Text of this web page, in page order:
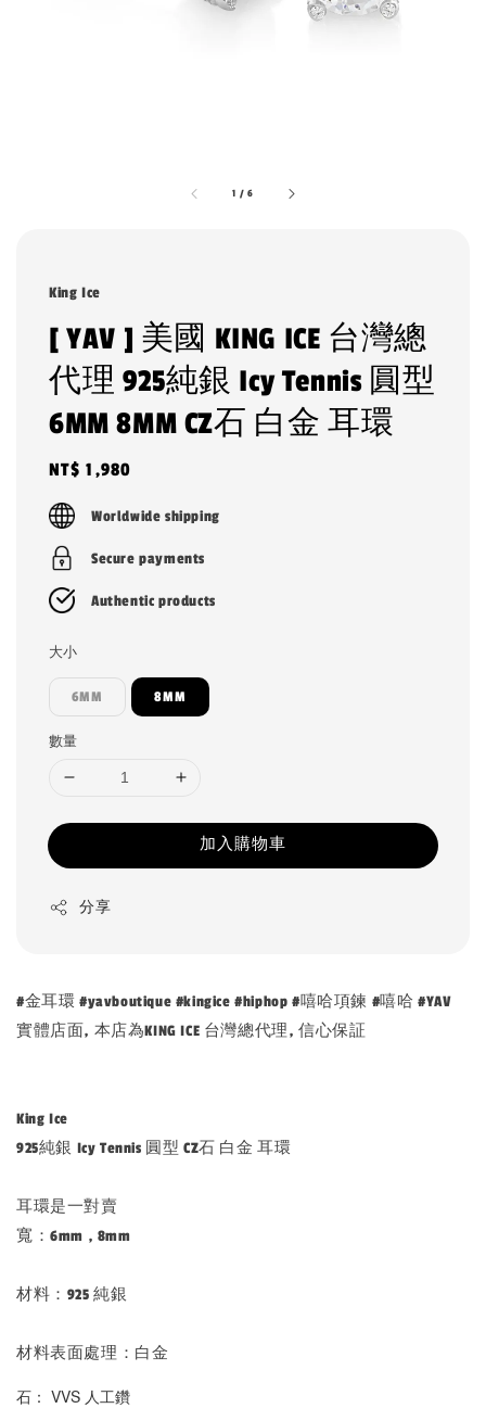
1 /6
King Ice
[ YAV ] 美國 KING ICE 台灣總
代理 925純銀 Icy Tennis 圓型
6MM 8MM CZ石 白金 耳環
Regular
price
NT$ 1,980
Worldwide shipping
Secure payments
Authentic products
大小
6MM 8MM
數量
加入購物車
分享
#金耳環 #yavboutique #kingice #hiphop #嘻哈項鍊 #嘻哈 #YAV
實體店面, 本店為KING ICE 台灣總代理, 信心保証
King Ice
925純銀 Icy Tennis 圓型 CZ石 白金 耳環
耳環是一對賣
寬：6mm , 8mm
材料：925 純銀
材料表面處理：白金
石： VVS 人工鑽